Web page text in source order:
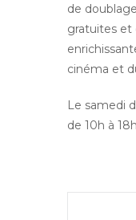
de
gratuites et
cinéma et
Le samedi
de 10h à 18h